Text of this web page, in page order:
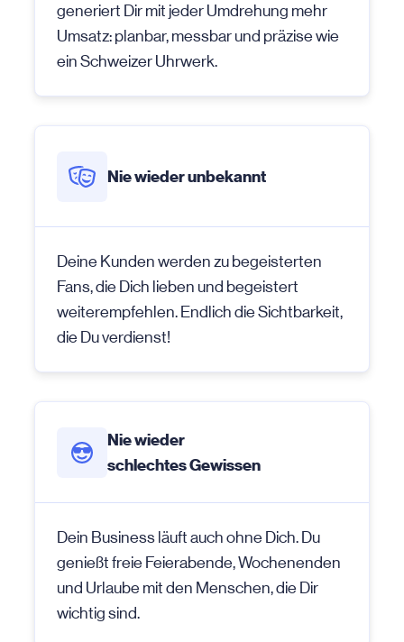
generiert Dir mit jeder Umdrehung mehr
Umsatz: planbar, messbar und präzise wie
ein Schweizer Uhrwerk.
Nie wieder unbekannt
Deine Kunden werden zu begeisterten
Fans, die Dich lieben und begeistert
weiterempfehlen. Endlich die Sichtbarkeit,
die Du verdienst!
Nie wieder
schlechtes Gewissen
Dein Business läuft auch ohne Dich. Du
genießt freie Feierabende, Wochenenden
und Urlaube mit den Menschen, die Dir
wichtig sind.